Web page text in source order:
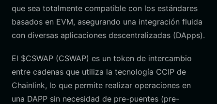
que sea totalmente compatible con los estándares
basados en EVM, asegurando una integración fluida
con diversas aplicaciones descentralizadas (DApps).
El $CSWAP (CSWAP) es un token de intercambio
entre cadenas que utiliza la tecnología CCIP de
Chainlink, lo que permite realizar operaciones en
una DAPP sin necesidad de pre-puentes (pre-